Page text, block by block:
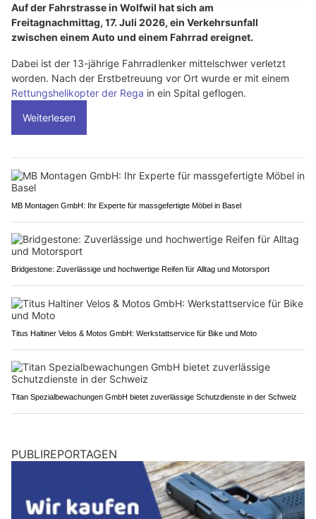
Auf der Fahrstrasse in Wolfwil hat sich am
Freitagnachmittag, 17. Juli 2026, ein Verkehrsunfall
zwischen einem Auto und einem Fahrrad ereignet.
Dabei ist der 13-jährige Fahrradlenker mittelschwer verletzt
worden. Nach der Erstbetreuung vor Ort wurde er mit einem
Rettungshelikopter der Rega in ein Spital geflogen.
Weiterlesen
MB Montagen GmbH: Ihr Experte für massgefertigte Möbel in Basel
Bridgestone: Zuverlässige und hochwertige Reifen für Alltag und Motorsport
Titus Haltiner Velos & Motos GmbH: Werkstattservice für Bike und Moto
Titan Spezialbewachungen GmbH bietet zuverlässige Schutzdienste in der Schweiz
PUBLIREPORTAGEN